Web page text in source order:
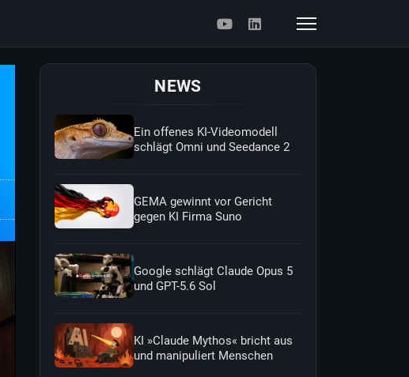
NEWS
Ein offenes KI-Videomodell
schlägt Omni und Seedance 2
GEMA gewinnt vor Gericht
gegen KI Firma Suno
Google schlägt Claude Opus 5
und GPT-5.6 Sol
KI »Claude Mythos« bricht aus
und manipuliert Menschen